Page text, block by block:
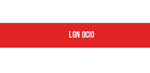
LGN ocio